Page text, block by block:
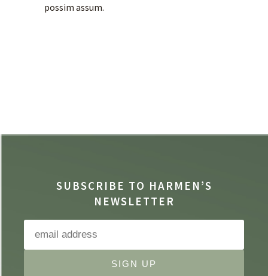
possim assum.
SUBSCRIBE TO HARMEN’S
NEWSLETTER
SIGN UP